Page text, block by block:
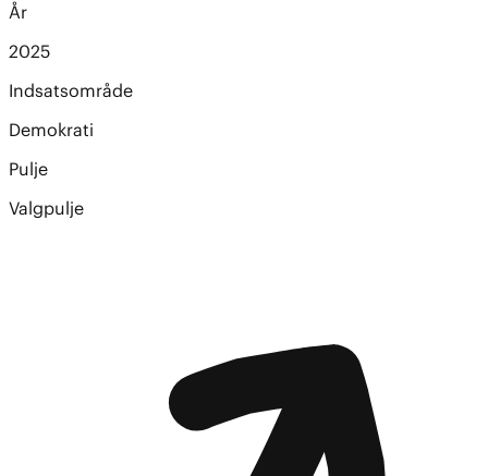
År
2025
Indsatsområde
Demokrati
Pulje
Valgpulje